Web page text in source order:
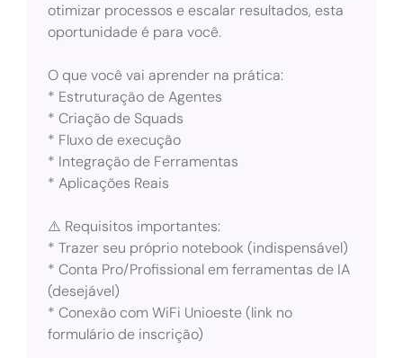
otimizar processos e escalar resultados, esta
oportunidade é para você.
O que você vai aprender na prática:
* Estruturação de Agentes
* Criação de Squads
* Fluxo de execução
* Integração de Ferramentas
* Aplicações Reais
⚠️ Requisitos importantes:
* Trazer seu próprio notebook (indispensável)
* Conta Pro/Profissional em ferramentas de IA
(desejável)
* Conexão com WiFi Unioeste (link no
formulário de inscrição)